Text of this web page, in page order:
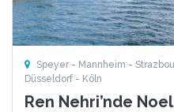
Speyer - Mannheim -
Düsseldorf - Köln
Ren Nehri’nde